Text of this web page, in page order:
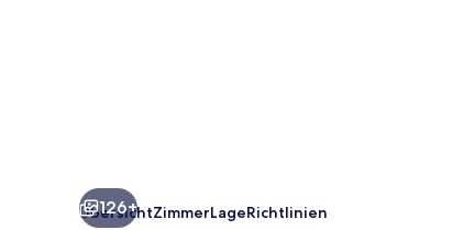
126+
ÜbersichtZimmerLageRichtlinien